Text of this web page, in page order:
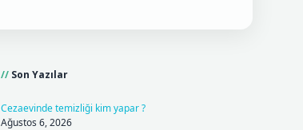
Son Yazılar
Cezaevinde temizliği kim yapar ?
Ağustos 6, 2026